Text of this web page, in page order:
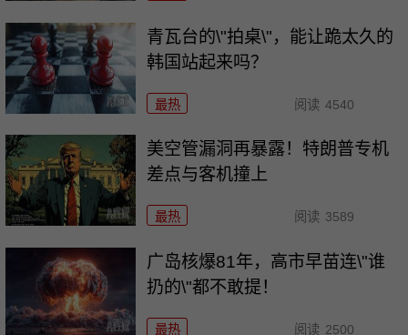
青瓦台的\"拍桌\"，能让跪太久的
韩国站起来吗？
最热 阅读 4540
美空管漏洞再暴露！特朗普专机
差点与客机撞上
最热 阅读 3589
广岛核爆81年，高市早苗连\"谁
扔的\"都不敢提！
最热 阅读 2500